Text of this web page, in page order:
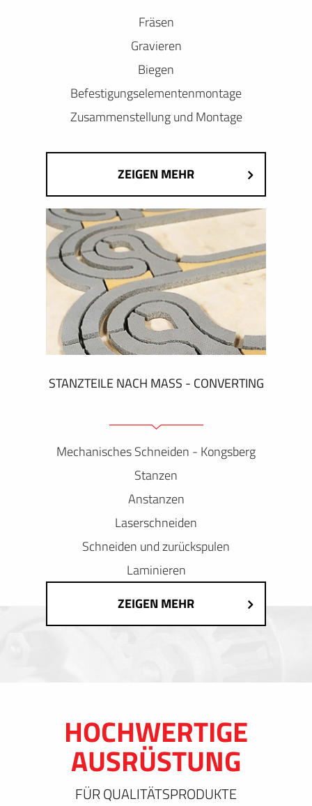
Fräsen
Gravieren
Biegen
Befestigungselementenmontage
Zusammenstellung und Montage
ZEIGEN MEHR
STANZTEILE NACH MASS - CONVERTING
Mechanisches Schneiden - Kongsberg
Stanzen
Anstanzen
Laserschneiden
Schneiden und zurückspulen
Laminieren
ZEIGEN MEHR
HOCHWERTIGE
AUSRÜSTUNG
FÜR QUALITÄTSPRODUKTE